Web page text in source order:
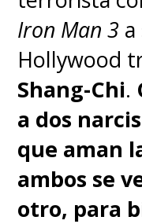
Iron Man 3
Hollywood
Shang-Chi.
a dos
que aman
ambos se
otro, para